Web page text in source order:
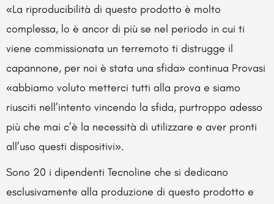
«La riproducibilità di questo prodotto è molto
complessa, lo è ancor di più se nel periodo in cui ti
viene commissionata un terremoto ti distrugge il
capannone, per noi è stata una sfida» continua Provasi
«abbiamo voluto metterci tutti alla prova e siamo
riusciti nell’intento vincendo la sfida, purtroppo adesso
più che mai c’è la necessità di utilizzare e aver pronti
all’uso questi dispositivi».
Sono 20 i dipendenti Tecnoline che si dedicano
esclusivamente alla produzione di questo prodotto e